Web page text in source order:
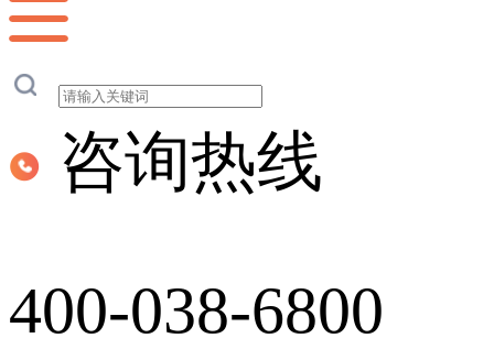
咨询热线
400-038-6800